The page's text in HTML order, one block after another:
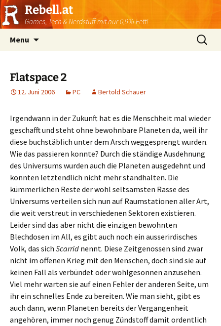
Rebell.at
Games, Tech & Nerdstuff mit nur 0,9% Fett!
Menu
Suchen
nach:
Flatspace 2
12. Juni 2006 PC Bertold Schauer
Irgendwann in der Zukunft hat es die Menschheit mal wieder
geschafft und steht ohne bewohnbare Planeten da, weil ihr
diese buchstäblich unter dem Arsch weggesprengt wurden.
Wie das passieren konnte? Durch die ständige Ausdehnung
des Universums wurden auch die Planeten ausgedehnt und
konnten letztendlich nicht mehr standhalten. Die
kümmerlichen Reste der wohl seltsamsten Rasse des
Universums verteilen sich nun auf Raumstationen aller Art,
die weit verstreut in verschiedenen Sektoren existieren.
Leider sind das aber nicht die einzigen bewohnten
Blechdosen im All, es gibt auch noch ein ausserirdisches
Volk, das sich Scarrid nennt. Diese Zeitgenossen sind zwar
nicht im offenen Krieg mit den Menschen, doch sind sie auf
keinen Fall als verbündet oder wohlgesonnen anzusehen.
Viel mehr warten sie auf einen Fehler der anderen Seite, um
ihr ein schnelles Ende zu bereiten. Wie man sieht, gibt es
auch dann, wenn Planeten bereits der Vergangenheit
angehören, immer noch genug Zündstoff damit ordentlich